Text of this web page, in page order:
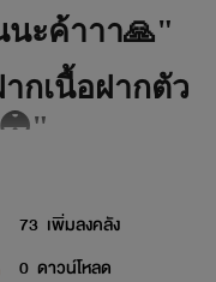
ะค้าาา🙏"
กเนื้อฝากตัว
😳"
สนุนไรท์ด้วย
73 เพิ่มลงคลัง
0 ดาวน์โหลด